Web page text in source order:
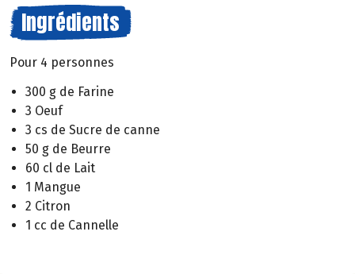
Ingrédients
Pour 4 personnes
300 g de Farine
3 Oeuf
3 cs de Sucre de canne
50 g de Beurre
60 cl de Lait
1 Mangue
2 Citron
1 cc de Cannelle